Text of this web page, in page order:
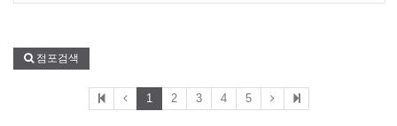
점포검색
1 2 3 4 5